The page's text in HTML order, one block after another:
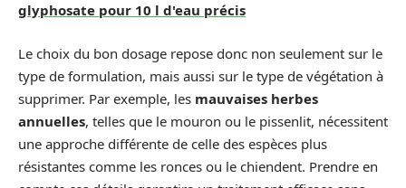
glyphosate pour 10 l d'eau précis
Le choix du bon dosage repose donc non seulement sur le
type de formulation, mais aussi sur le type de végétation à
supprimer. Par exemple, les mauvaises herbes
annuelles, telles que le mouron ou le pissenlit, nécessitent
une approche différente de celle des espèces plus
résistantes comme les ronces ou le chiendent. Prendre en